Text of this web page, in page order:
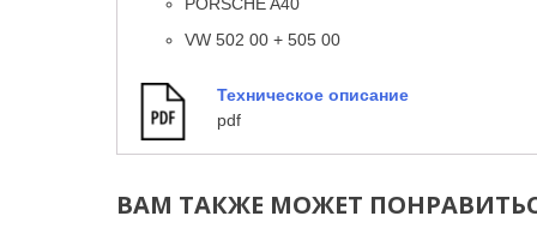
PORSCHE A40
VW 502 00 + 505 00
Техническое описание
pdf
ВАМ ТАКЖЕ МОЖЕТ